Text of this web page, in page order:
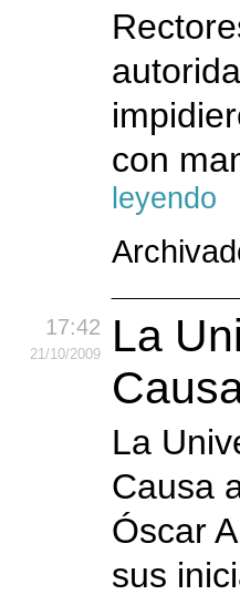
con
leyendo
17:42
21/10/2009
La
La
Causa
Óscar
sus